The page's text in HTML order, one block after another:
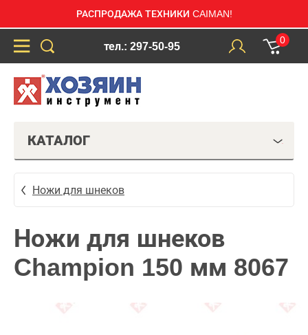
РАСПРОДАЖА ТЕХНИКИ CAIMAN!
тел.: 297-50-95
0
КАТАЛОГ
Ножи для шнеков
Ножи для шнеков
Champion 150 мм 8067